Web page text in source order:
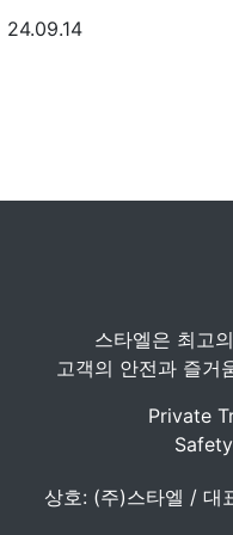
24.09.14
스타엘은 최고
고객의 안전과 즐거
Private
상호: (주)스타엘 / 대